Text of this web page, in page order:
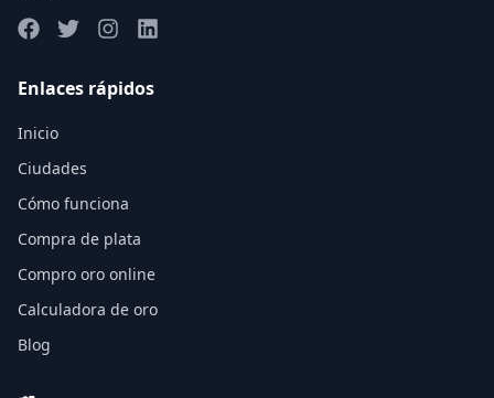
Enlaces rápidos
Inicio
Ciudades
Cómo funciona
Compra de plata
Compro oro online
Calculadora de oro
Blog